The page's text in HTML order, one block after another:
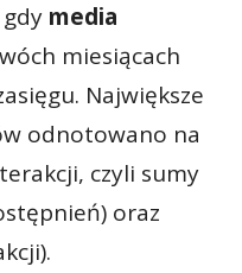
media
miesiącach
Największe
odnotowano na
czyli sumy
oraz